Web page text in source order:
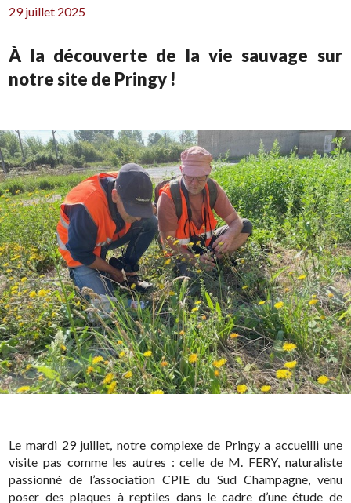
29 juillet 2025
À la découverte de la vie sauvage sur
notre site de Pringy !
Le mardi 29 juillet, notre complexe de Pringy a accueilli une
visite pas comme les autres : celle de M. FERY, naturaliste
passionné de l’association CPIE du Sud Champagne, venu
poser des plaques à reptiles dans le cadre d’une étude de